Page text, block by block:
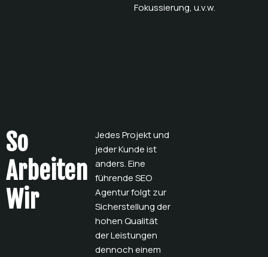
Fokussierung, u.v.w.
So
Arbeiten
Wir
Jedes Projekt und
jeder Kunde ist
anders. Eine
führende SEO
Agentur folgt zur
Sicherstellung der
hohen Qualität
der Leistungen
dennoch einem